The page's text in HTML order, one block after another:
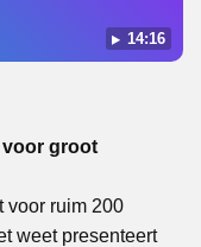
14:16
voor groot
voor ruim 200
weet presenteert